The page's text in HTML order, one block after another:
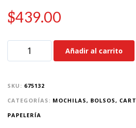
$439.00
Añadir al carrito
SKU: 675132
CATEGORÍAS: MOCHILAS, BOLSOS,
PAPELERÍA